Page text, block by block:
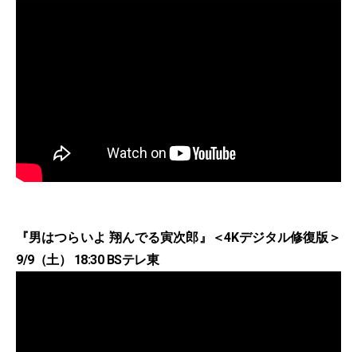
『男はつらいよ 翔んでる寅次郎』＜4Kデジタル修復版＞
9/9（土） 18:30 BSテレ東